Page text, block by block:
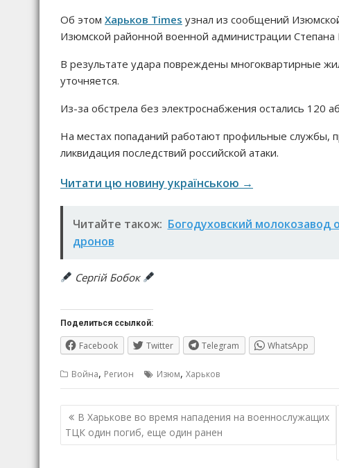
Об этом Харьков Times узнал из сообщений
Изюмской районной военной администрации Степана
В результате удара повреждены многоквартирные
уточняется.
Из-за обстрела без электроснабжения остались 120
На местах попаданий работают профильные службы,
ликвидация последствий российской атаки.
Читати цю новину українською →
Читайте також: Богодуховский молокозавод
дронов
Сергій Бобок
Поделиться ссылкой:
Facebook Twitter Telegram WhatsApp
Война, Регион Изюм, Харьков
Навигация
по
записям
В Харькове во время нападения на военнослужащих
ТЦК один погиб, еще один ранен